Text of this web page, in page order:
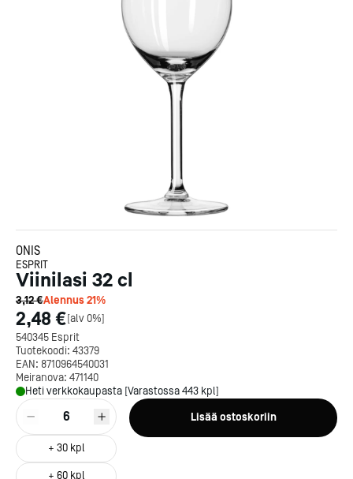
ONIS
ESPRIT
Viinilasi 32 cl
3,12 €Alennus21%
2,48 €[alv 0%]
540345 Esprit
Tuotekoodi: 43379
EAN: 8710964540031
Meiranova: 471140
Heti verkkokaupasta [Varastossa 443 kpl]
6
+ 30kpl
+ 60kpl
Lisää ostoskoriin